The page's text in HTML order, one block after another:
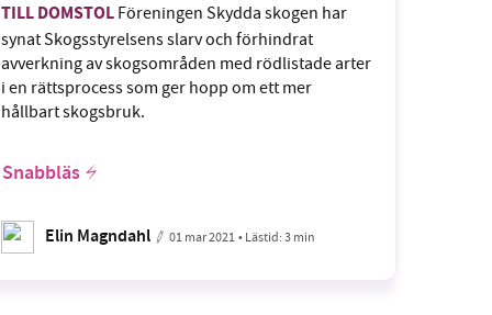
TILL DOMSTOL Föreningen Skydda skogen har
synat Skogsstyrelsens slarv och förhindrat
avverkning av skogsområden med rödlistade arter
i en rättsprocess som ger hopp om ett mer
hållbart skogsbruk.
Snabbläs
Elin Magndahl 01 mar 2021 • Lästid:3 min